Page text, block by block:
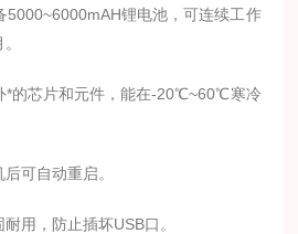
锂电池，可连续工作
的芯片和元件，能在-20℃~60℃寒冷
可自动重启。
用，防止插坏USB口。